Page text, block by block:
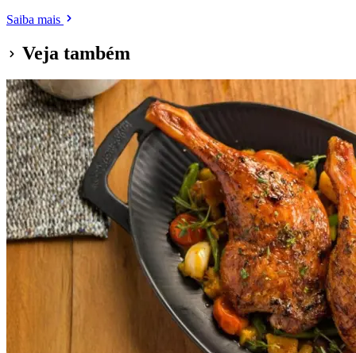
Saiba mais
Veja também